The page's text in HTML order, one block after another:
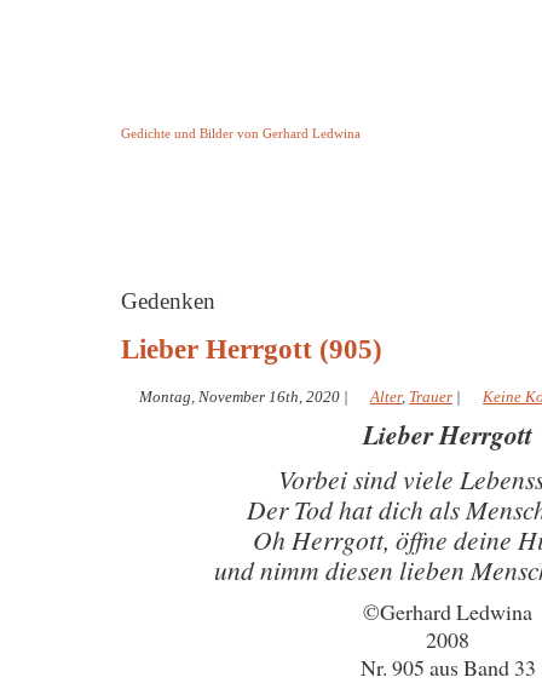
Gedichte und Bilder von Gerhard Ledwina
Gedenken
Lieber Herrgott (905)
Montag, November 16th, 2020 | Alter, Trauer | Keine
Lieber Herrgott
Vorbei sind viele
Der Tod hat dich als
Oh Herrgott, öffne deine
und nimm diesen lieben
©Gerhard Ledwina
2008
Nr. 905 aus Band 33